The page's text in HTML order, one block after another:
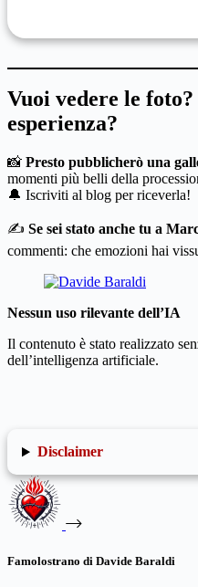
Vuoi vedere le
esperienza?
📸 Presto pubblicherò una
momenti più belli della
🔔 Iscriviti al blog per riceverla!
✍️ Se sei stato anche tu a
commenti: che emozioni hai
Nessun uso rilevante dell’IA
Il contenuto è stato realizzato
dell’intelligenza artificiale.
Disclaimer
Famolostrano di Davide Baraldi